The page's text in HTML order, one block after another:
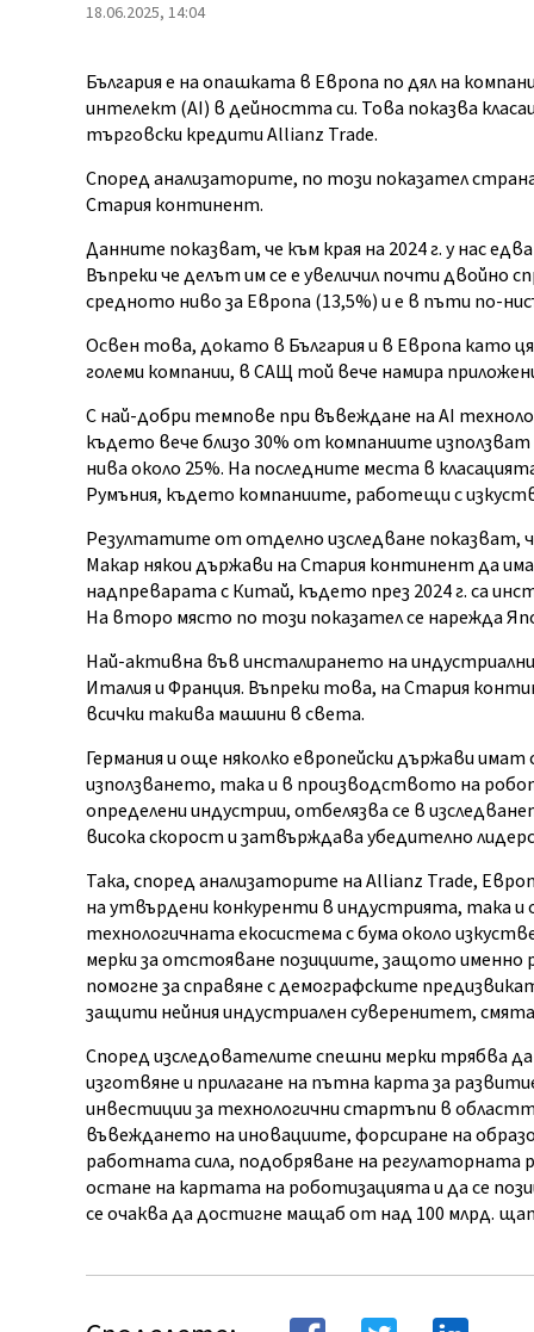
18.06.2025, 14:04
България е на опашката в Европа по дял на
интелект (AI) в дейността си. Това показва
търговски кредити Allianz Trade.
Според анализаторите, по този показател
Стария континент.
Данните показват, че към края на 2024 г. у нас
Въпреки че делът им се е увеличил почти двойно
средното ниво за Европа (13,5%) и е в пъти по-
Освен това, докато в България и в Европа като
големи компании, в САЩ той вече намира
С най-добри темпове при въвеждане на AI
където вече близо 30% от компаниите
нива около 25%. На последните места в
Румъния, където компаниите, работещи с
Резултатите от отделно изследване показват,
Макар някои държави на Стария континент да
надпреварата с Китай, където през 2024 г. са
На второ място по този показател се нарежда
Най-активна във инсталирането на
Италия и Франция. Въпреки това, на Стария
всички такива машини в света.
Германия и още няколко европейски държави
използването, така и в производството на
определени индустрии, отбелязва се в
висока скорост и затвърждава убедително
Така, според анализаторите на Allianz Trade,
на утвърдени конкуренти в индустрията, така и
технологичната екосистема с бума около
мерки за отстояване позициите, защото
помогне за справяне с демографските
защити нейния индустриален суверенитет,
Според изследователите спешни мерки трябва
изготвяне и прилагане на пътна карта за
инвестиции за технологични стартъпи в
въвеждането на иновациите, форсиране на
работната сила, подобряване на
остане на картата на роботизацията и да се
се очаква да достигне мащаб от над 100 млрд.